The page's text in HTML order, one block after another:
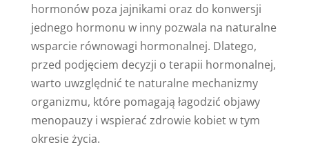
hormonów poza jajnikami oraz do konwersji
jednego hormonu w inny pozwala na naturalne
wsparcie równowagi hormonalnej. Dlatego,
przed podjęciem decyzji o terapii hormonalnej,
warto uwzględnić te naturalne mechanizmy
organizmu, które pomagają łagodzić objawy
menopauzy i wspierać zdrowie kobiet w tym
okresie życia.